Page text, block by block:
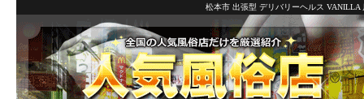
松本市 出張型 デリバリーヘルス